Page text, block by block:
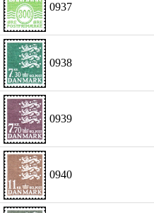
0937
0938
0939
0940